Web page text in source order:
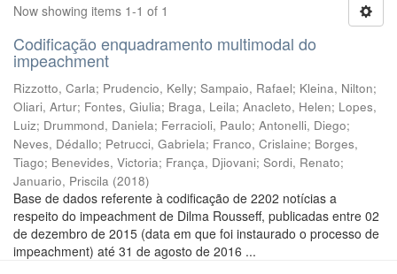
Now showing items 1-1 of 1
Codificação enquadramento multimodal do
impeachment
Rizzotto, Carla; Prudencio, Kelly; Sampaio, Rafael; Kleina, Nilton;
Oliari, Artur; Fontes, Giulia; Braga, Leila; Anacleto, Helen; Lopes,
Luiz; Drummond, Daniela; Ferracioli, Paulo; Antonelli, Diego;
Neves, Dédallo; Petrucci, Gabriela; Franco, Crislaine; Borges,
Tiago; Benevides, Victoria; França, Djiovani; Sordi, Renato;
Januario, Priscila (2018)
Base de dados referente à codificação de 2202 notícias a
respeito do impeachment de Dilma Rousseff, publicadas entre 02
de dezembro de 2015 (data em que foi instaurado o processo de
impeachment) até 31 de agosto de 2016 ...